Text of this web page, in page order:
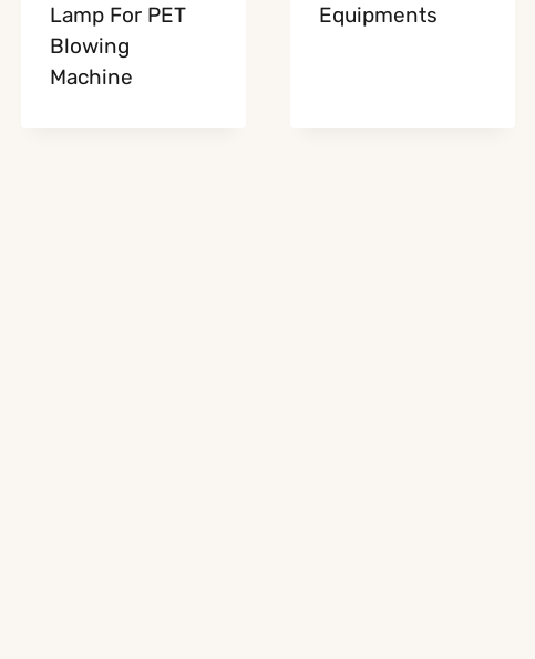
Lamp For PET
Blowing
Machine
Equipments